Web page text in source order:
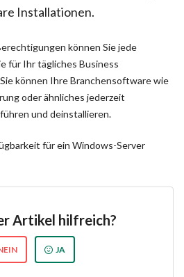
Installationen.
können Sie jede
für Ihr tägliches Business
können Ihre Branchensoftware wie
oder ähnliches jederzeit
und deinstallieren.
für ein Windows-Server
Artikel hilfreich?
JA